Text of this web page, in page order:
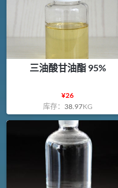
三油酸甘油酯 95%
¥26
库存： 38.97KG